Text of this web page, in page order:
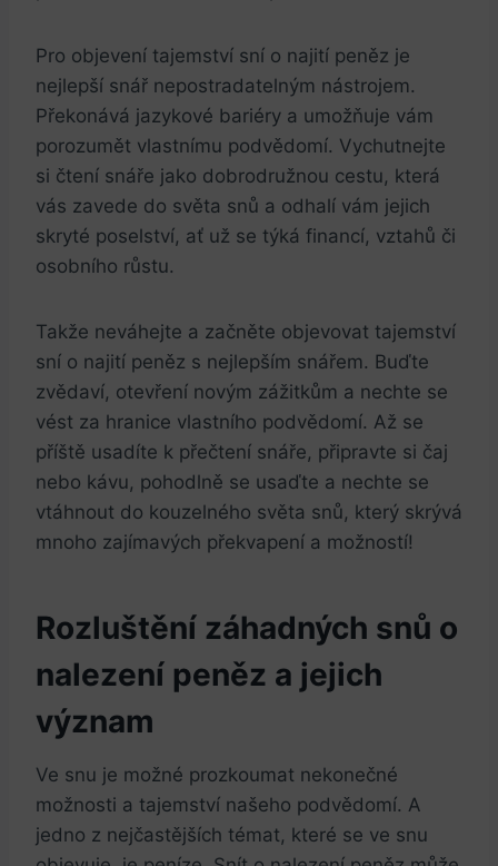
Pro‌ objevení tajemství sní⁢ o najití peněz je
nejlepší snář​ nepostradatelným nástrojem.
Překonává jazykové bariéry a‍ umožňuje vám
porozumět vlastnímu podvědomí. Vychutnejte
si čtení snáře jako dobrodružnou cestu, která⁢
vás zavede do světa snů a⁣ odhalí vám jejich
skryté poselství, ať už se týká financí, vztahů či
osobního‍ růstu.
Takže neváhejte⁤ a​ začněte objevovat tajemství
sní o ⁣najití peněz s nejlepším snářem. Buďte
zvědaví, otevření novým zážitkům a nechte se⁤
vést za hranice vlastního podvědomí. Až se
příště usadíte k ‍přečtení snáře,⁢ připravte si čaj
⁤nebo kávu, pohodlně‍ se usaďte‌ a nechte se
vtáhnout do kouzelného světa ⁢snů, který skrývá
mnoho zajímavých překvapení a možností!
Rozluštění záhadných snů​ o
nalezení peněz a ⁤jejich
význam
Ve ‌snu je ‌možné prozkoumat nekonečné
možnosti a‌ tajemství našeho podvědomí.⁢ A
jedno z‍ nejčastějších témat, které se ve snu‍